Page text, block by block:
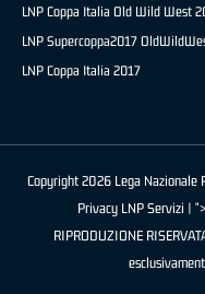
LNP Coppa Italia Old Wild West
LNP Supercoppa2017
LNP Coppa Italia 2017
Copyright 2026 Lega
Privacy LNP Servizi |
RIPRODUZIONE